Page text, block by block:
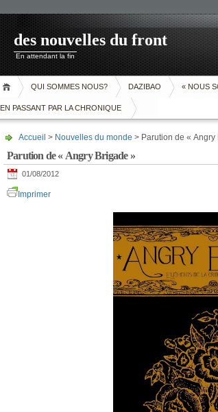
des nouvelles du front
En attendant la fin
QUI SOMMES NOUS? DAZIBAO « NOUS
EN PASSANT PAR LA CHRONIQUE
Accueil > Nouvelles du monde > Parution de « Angry
Parution de « Angry Brigade »
01/08/2012
Imprimer